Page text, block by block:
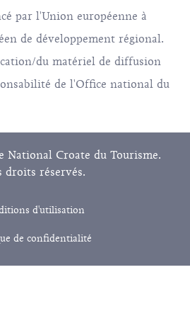
par l'Union européenne à
de développement régional.
du matériel de diffusion
de l'Office national du
National Croate du Tourisme.
droits réservés.
d'utilisation
de confidentialité